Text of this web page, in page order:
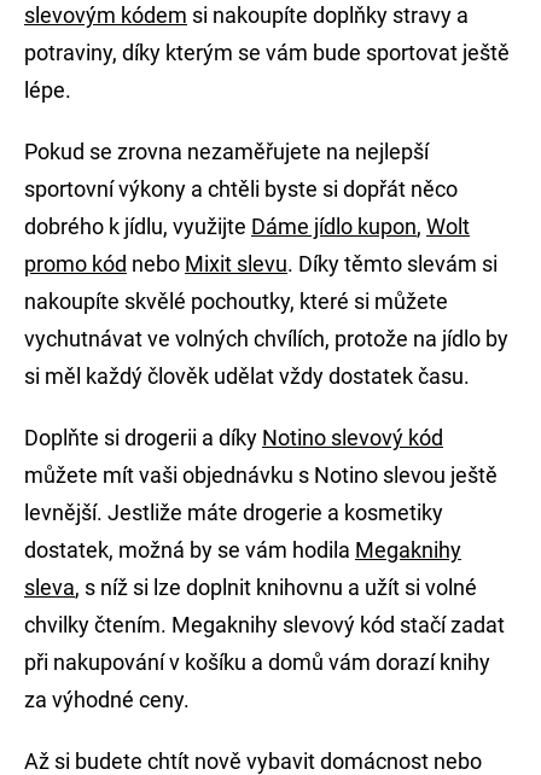
slevovým kódem si nakoupíte doplňky stravy a
potraviny, díky kterým se vám bude sportovat ještě
lépe.
Pokud se zrovna nezaměřujete na nejlepší
sportovní výkony a chtěli byste si dopřát něco
dobrého k jídlu, využijte Dáme jídlo kupon, Wolt
promo kód nebo Mixit slevu. Díky těmto slevám si
nakoupíte skvělé pochoutky, které si můžete
vychutnávat ve volných chvílích, protože na jídlo by
si měl každý člověk udělat vždy dostatek času.
Doplňte si drogerii a díky Notino slevový kód
můžete mít vaši objednávku s Notino slevou ještě
levnější. Jestliže máte drogerie a kosmetiky
dostatek, možná by se vám hodila Megaknihy
sleva, s níž si lze doplnit knihovnu a užít si volné
chvilky čtením. Megaknihy slevový kód stačí zadat
při nakupování v košíku a domů vám dorazí knihy
za výhodné ceny.
Až si budete chtít nově vybavit domácnost nebo